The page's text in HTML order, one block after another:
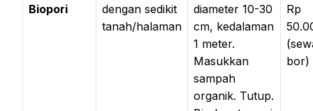
Biopori
dengan sedikit
tanah/halaman
diameter 10-30
cm, kedalaman
1 meter.
Masukkan
sampah
organik. Tutup.
Rp
bor)